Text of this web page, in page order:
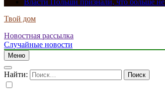
Власти Польши признали, что больше
Твой дом
Новостная рассылка
Случайные новости
Меню
Найти: